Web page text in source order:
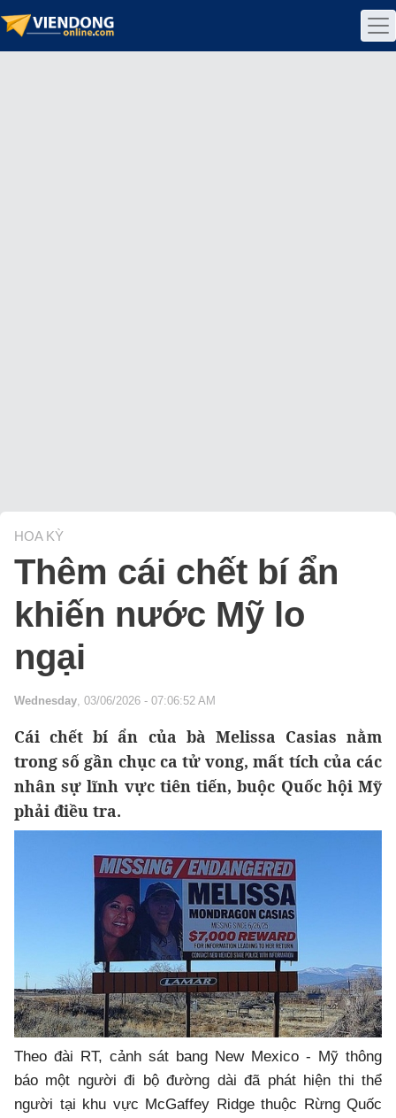
HOA KỲ
Thêm cái chết bí ẩn
khiến nước Mỹ lo
ngại
Wednesday, 03/06/2026 - 07:06:52 AM
Cái chết bí ẩn của bà Melissa Casias nằm
trong số gần chục ca tử vong, mất tích của các
nhân sự lĩnh vực tiên tiến, buộc Quốc hội Mỹ
phải điều tra.
Theo đài RT, cảnh sát bang New Mexico - Mỹ thông
báo một người đi bộ đường dài đã phát hiện thi thể
người tại khu vực McGaffey Ridge thuộc Rừng Quốc